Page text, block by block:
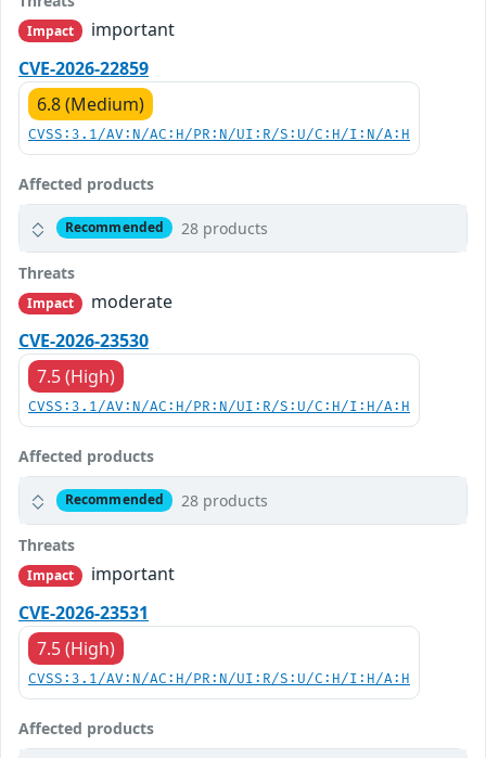
Impact
important
CVE-2026-22859
6.8 (Medium)
CVSS:3.1/AV:N/AC:H/PR:N/UI:R/S:U/C:H/I:N/A:H
Affected products
Recommended 28 products
Threats
Impact
moderate
CVE-2026-23530
7.5 (High)
CVSS:3.1/AV:N/AC:H/PR:N/UI:R/S:U/C:H/I:H/A:H
Affected products
Recommended 28 products
Threats
Impact
important
CVE-2026-23531
7.5 (High)
CVSS:3.1/AV:N/AC:H/PR:N/UI:R/S:U/C:H/I:H/A:H
Affected products